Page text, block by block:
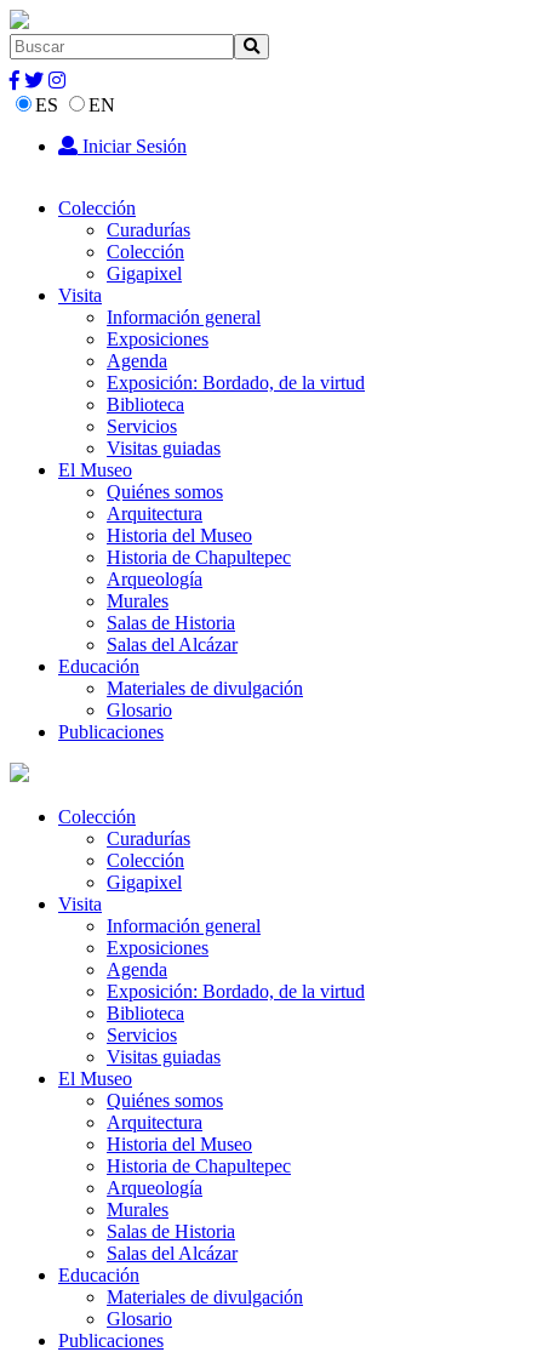
ES
EN
Iniciar Sesión
Colección
Curadurías
Colección
Gigapixel
Visita
Información general
Exposiciones
Agenda
Exposición: Bordado, de la virtud
Biblioteca
Servicios
Visitas guiadas
El Museo
Quiénes somos
Arquitectura
Historia del Museo
Historia de Chapultepec
Arqueología
Murales
Salas de Historia
Salas del Alcázar
Educación
Materiales de divulgación
Glosario
Publicaciones
Colección
Curadurías
Colección
Gigapixel
Visita
Información general
Exposiciones
Agenda
Exposición: Bordado, de la virtud
Biblioteca
Servicios
Visitas guiadas
El Museo
Quiénes somos
Arquitectura
Historia del Museo
Historia de Chapultepec
Arqueología
Murales
Salas de Historia
Salas del Alcázar
Educación
Materiales de divulgación
Glosario
Publicaciones